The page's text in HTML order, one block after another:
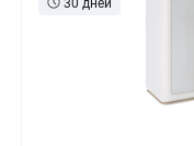
30 дней